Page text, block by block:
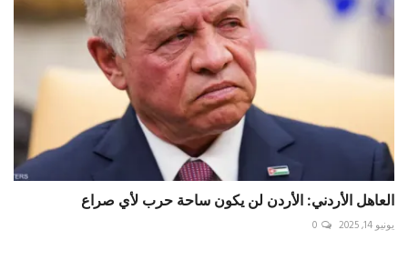
العاهل الأردني: الأردن لن يكون ساحة حرب لأي صراع
يونيو 14, 2025 0